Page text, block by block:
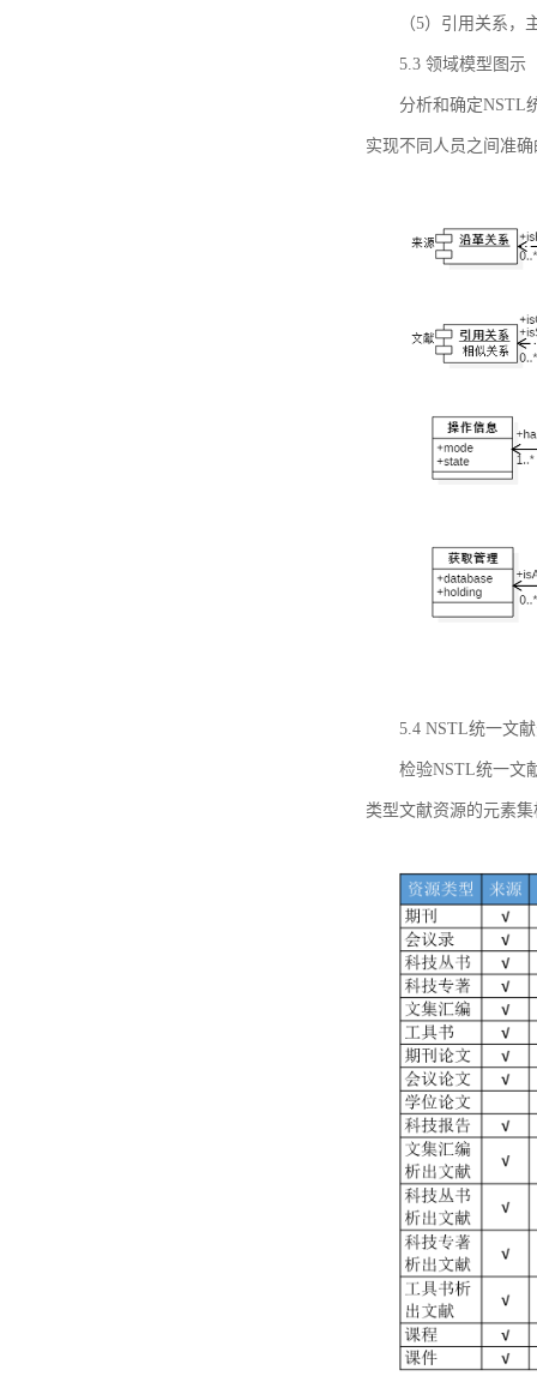
（5）引用关系，
5.3 领域模型图示
分析和确定NSTL
实现不同人员之间准
5.4 NSTL统一文
检验NSTL统一文
类型文献资源的元素